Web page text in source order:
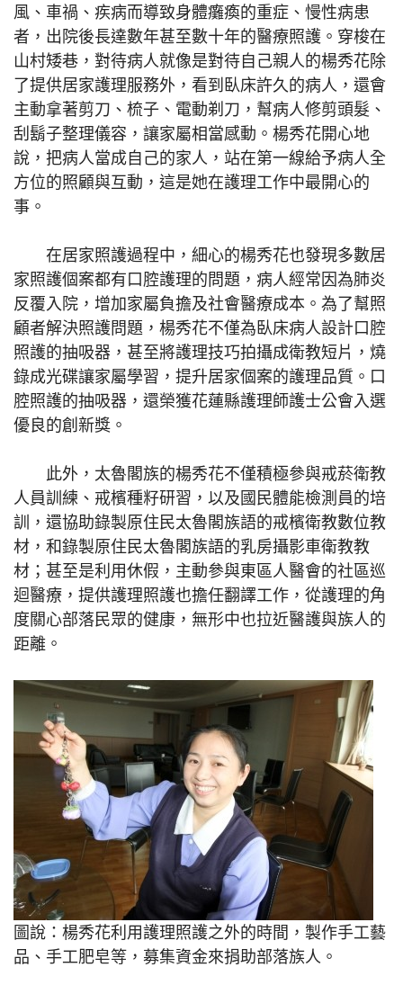
風、車禍、疾病而導致身體癱瘓的重症、慢性病患
者，出院後長達數年甚至數十年的醫療照護。穿梭在
山村矮巷，對待病人就像是對待自己親人的楊秀花除
了提供居家護理服務外，看到臥床許久的病人，還會
主動拿著剪刀、梳子、電動剃刀，幫病人修剪頭髮、
刮鬍子整理儀容，讓家屬相當感動。楊秀花開心地
說，把病人當成自己的家人，站在第一線給予病人全
方位的照顧與互動，這是她在護理工作中最開心的
事。
在居家照護過程中，細心的楊秀花也發現多數居
家照護個案都有口腔護理的問題，病人經常因為肺炎
反覆入院，增加家屬負擔及社會醫療成本。為了幫照
顧者解決照護問題，楊秀花不僅為臥床病人設計口腔
照護的抽吸器，甚至將護理技巧拍攝成衛教短片，燒
錄成光碟讓家屬學習，提升居家個案的護理品質。口
腔照護的抽吸器，還榮獲花蓮縣護理師護士公會入選
優良的創新獎。
此外，太魯閣族的楊秀花不僅積極參與戒菸衛教
人員訓練、戒檳種籽研習，以及國民體能檢測員的培
訓，還協助錄製原住民太魯閣族語的戒檳衛教數位教
材，和錄製原住民太魯閣族語的乳房攝影車衛教教
材；甚至是利用休假，主動參與東區人醫會的社區巡
迴醫療，提供護理照護也擔任翻譯工作，從護理的角
度關心部落民眾的健康，無形中也拉近醫護與族人的
距離。
圖說：楊秀花利用護理照護之外的時間，製作手工藝
品、手工肥皂等，募集資金來捐助部落族人。